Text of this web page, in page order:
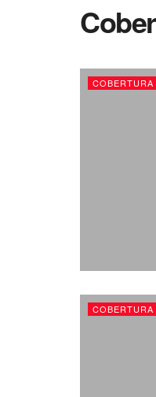
COBERTURA
COBERTURA